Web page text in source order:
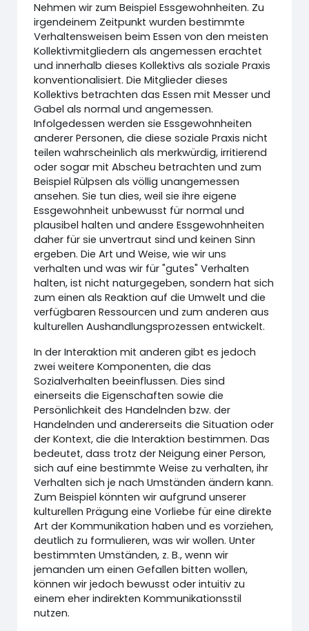
Nehmen wir zum Beispiel Essgewohnheiten. Zu
irgendeinem Zeitpunkt wurden bestimmte
Verhaltensweisen beim Essen von den meisten
Kollektivmitgliedern als angemessen erachtet
und innerhalb dieses Kollektivs als soziale Praxis
konventionalisiert. Die Mitglieder dieses
Kollektivs betrachten das Essen mit Messer und
Gabel als normal und angemessen.
Infolgedessen werden sie Essgewohnheiten
anderer Personen, die diese soziale Praxis nicht
teilen wahrscheinlich als merkwürdig, irritierend
oder sogar mit Abscheu betrachten und zum
Beispiel Rülpsen als völlig unangemessen
ansehen. Sie tun dies, weil sie ihre eigene
Essgewohnheit unbewusst für normal und
plausibel halten und andere Essgewohnheiten
daher für sie unvertraut sind und keinen Sinn
ergeben. Die Art und Weise, wie wir uns
verhalten und was wir für "gutes" Verhalten
halten, ist nicht naturgegeben, sondern hat sich
zum einen als Reaktion auf die Umwelt und die
verfügbaren Ressourcen und zum anderen aus
kulturellen Aushandlungsprozessen entwickelt.
In der Interaktion mit anderen gibt es jedoch
zwei weitere Komponenten, die das
Sozialverhalten beeinflussen. Dies sind
einerseits die Eigenschaften sowie die
Persönlichkeit des Handelnden bzw. der
Handelnden und andererseits die Situation oder
der Kontext, die die Interaktion bestimmen. Das
bedeutet, dass trotz der Neigung einer Person,
sich auf eine bestimmte Weise zu verhalten, ihr
Verhalten sich je nach Umständen ändern kann.
Zum Beispiel könnten wir aufgrund unserer
kulturellen Prägung eine Vorliebe für eine direkte
Art der Kommunikation haben und es vorziehen,
deutlich zu formulieren, was wir wollen. Unter
bestimmten Umständen, z. B., wenn wir
jemanden um einen Gefallen bitten wollen,
können wir jedoch bewusst oder intuitiv zu
einem eher indirekten Kommunikationsstil
nutzen.